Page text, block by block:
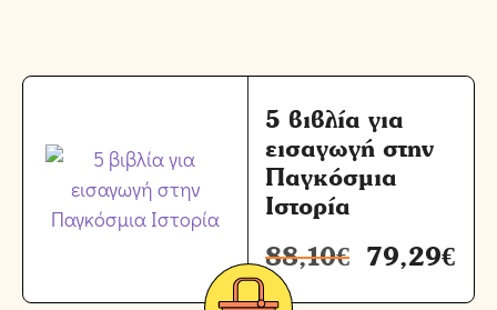
5 βιβλία για
εισαγωγή στην
Παγκόσμια
Ιστορία
88,10€ 79,29€